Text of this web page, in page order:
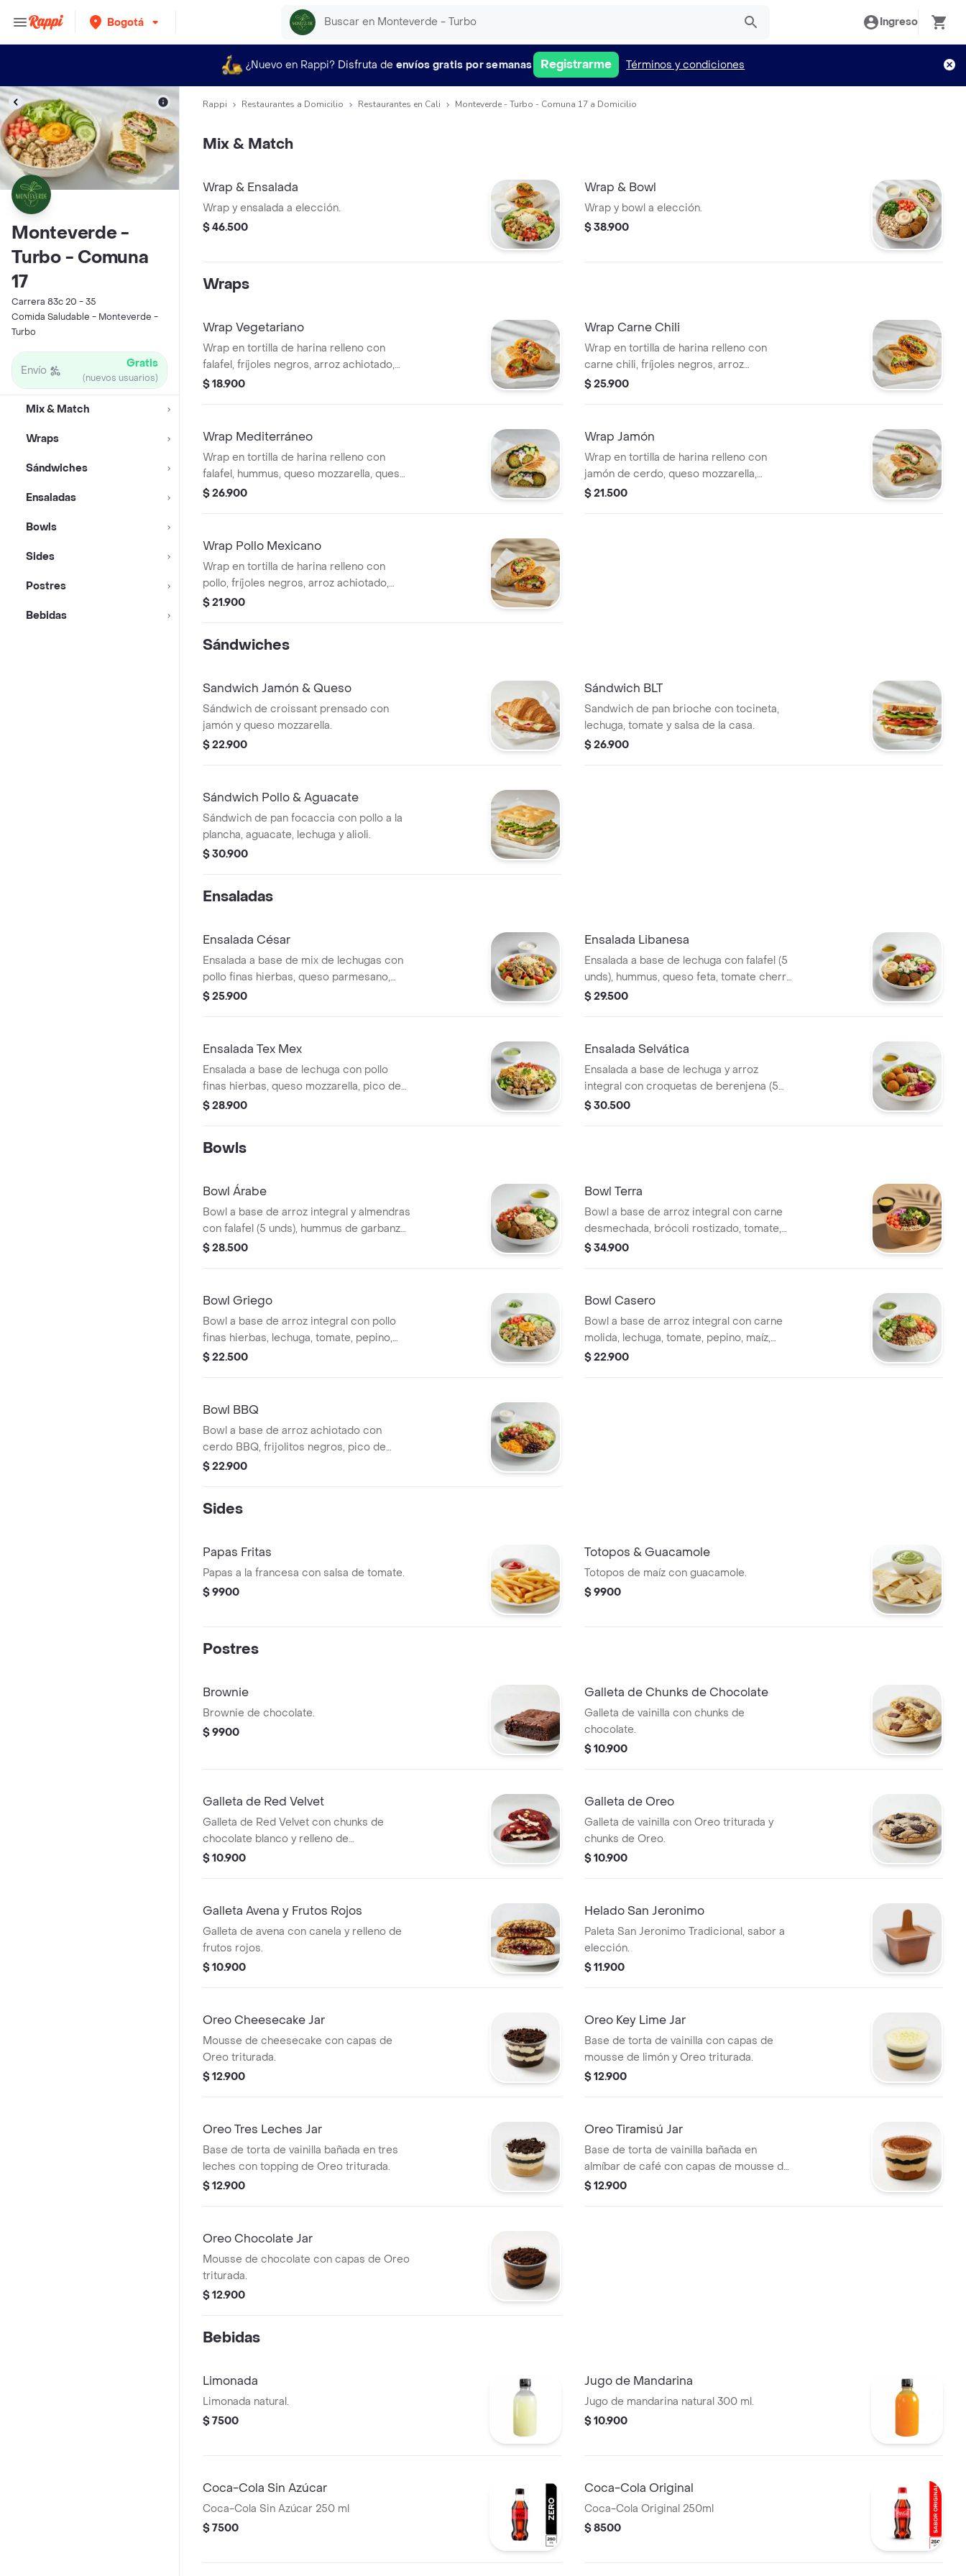
Bogotá Ingreso
¿Nuevo en Rappi? Disfruta de envíos gratis por semanas Registrarme Términos y condiciones
Monteverde -
Turbo - Comuna
17
Carrera 83c 20 - 35
Comida Saludable - Monteverde -
Turbo
Envío Gratis
(nuevos usuarios)
Mix & Match
Wraps
Sándwiches
Ensaladas
Bowls
Sides
Postres
Bebidas
Rappi Restaurantes a Domicilio Restaurantes en Cali Monteverde - Turbo - Comuna 17 a Domicilio
Mix & Match
Wrap & Ensalada
Wrap y ensalada a elección.
$ 46.500
Wrap & Bowl
Wrap y bowl a elección.
$ 38.900
Wraps
Wrap Vegetariano
Wrap en tortilla de harina relleno con
falafel, fríjoles negros, arroz achiotado,
queso mozzarella, pico de gallo, lechuga,
$ 18.900
Wrap Carne Chili
Wrap en tortilla de harina relleno con
carne chili, fríjoles negros, arroz
achiotado, queso mozzarella, pico de
$ 25.900
Wrap Mediterráneo
Wrap en tortilla de harina relleno con
falafel, hummus, queso mozzarella, queso
feta, espinaca, pepino, cebolla morada y
$ 26.900
Wrap Jamón
Wrap en tortilla de harina relleno con
jamón de cerdo, queso mozzarella,
lechuga, tomate y alioli.
$ 21.500
Wrap Pollo Mexicano
Wrap en tortilla de harina relleno con
pollo, fríjoles negros, arroz achiotado,
queso mozzarella, pico de gallo, lechuga,
$ 21.900
Sándwiches
Sandwich Jamón & Queso
Sándwich de croissant prensado con
jamón y queso mozzarella.
$ 22.900
Sándwich BLT
Sandwich de pan brioche con tocineta,
lechuga, tomate y salsa de la casa.
$ 26.900
Sándwich Pollo & Aguacate
Sándwich de pan focaccia con pollo a la
plancha, aguacate, lechuga y alioli.
$ 30.900
Ensaladas
Ensalada César
Ensalada a base de mix de lechugas con
pollo finas hierbas, queso parmesano,
tomate, crutones y vinagreta a elección.
$ 25.900
Ensalada Libanesa
Ensalada a base de lechuga con falafel (5
unds), hummus, queso feta, tomate cherry,
pepino, crutones, cebolla encurtida y
sándwich/wrap.
$ 29.500
Ensalada Tex Mex
Ensalada a base de lechuga con pollo
finas hierbas, queso mozzarella, pico de
gallo, aguacate, totopos triturados y
$ 28.900
Ensalada Selvática
Ensalada a base de lechuga y arroz
integral con croquetas de berenjena (5
unds), tomate cherry, aguacate, dip de
$ 30.500
Bowls
Bowl Árabe
Bowl a base de arroz integral y almendras
con falafel (5 unds), hummus de garbanzo,
tomate, pepino, perejil, limón y vinagreta a
$ 28.500
Bowl Terra
Bowl a base de arroz integral con carne
desmechada, brócoli rostizado, tomate,
cebolla encurtida, aguacate, cilantro y
o wrap.
$ 34.900
Bowl Griego
Bowl a base de arroz integral con pollo
finas hierbas, lechuga, tomate, pepino,
cilantro, hummus de pimentón y vinagreta
$ 22.500
Bowl Casero
Bowl a base de arroz integral con carne
molida, lechuga, tomate, pepino, maíz,
cilantro, guacamole y vinagreta a
$ 22.900
Bowl BBQ
Bowl a base de arroz achiotado con
cerdo BBQ, frijolitos negros, pico de
gallo, lechuga, guacamole y salsa roja
$ 22.900
Sides
Papas Fritas
Papas a la francesa con salsa de tomate.
$ 9900
Totopos & Guacamole
Totopos de maíz con guacamole.
$ 9900
Postres
Brownie
Brownie de chocolate.
$ 9900
Galleta de Chunks de Chocolate
Galleta de vainilla con chunks de
chocolate.
$ 10.900
Galleta de Red Velvet
Galleta de Red Velvet con chunks de
chocolate blanco y relleno de
Cheesecake.
$ 10.900
Galleta de Oreo
Galleta de vainilla con Oreo triturada y
chunks de Oreo.
$ 10.900
Galleta Avena y Frutos Rojos
Galleta de avena con canela y relleno de
frutos rojos.
$ 10.900
Helado San Jeronimo
Paleta San Jeronimo Tradicional, sabor a
elección.
$ 11.900
Oreo Cheesecake Jar
Mousse de cheesecake con capas de
Oreo triturada.
$ 12.900
Oreo Key Lime Jar
Base de torta de vainilla con capas de
mousse de limón y Oreo triturada.
$ 12.900
Oreo Tres Leches Jar
Base de torta de vainilla bañada en tres
leches con topping de Oreo triturada.
$ 12.900
Oreo Tiramisú Jar
Base de torta de vainilla bañada en
almíbar de café con capas de mousse de
tiramisú y Oreo.
$ 12.900
Oreo Chocolate Jar
Mousse de chocolate con capas de Oreo
triturada.
$ 12.900
Bebidas
Limonada
Limonada natural.
$ 7500
Jugo de Mandarina
Jugo de mandarina natural 300 ml.
$ 10.900
Coca-Cola Sin Azúcar
Coca-Cola Sin Azúcar 250 ml
$ 7500
Coca-Cola Original
Coca-Cola Original 250ml
$ 8500